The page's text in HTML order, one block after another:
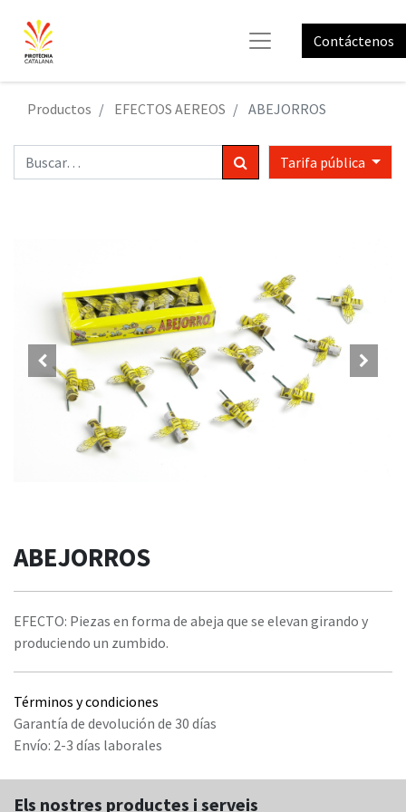
Contáctenos
Productos EFECTOS AEREOS ABEJORROS
Tarifa pública
ABEJORROS
EFECTO: Piezas en forma de abeja que se elevan girando y
produciendo un zumbido.
Términos y condiciones
Garantía de devolución de 30 días
Envío: 2-3 días laborales
Els nostres productes i serveis